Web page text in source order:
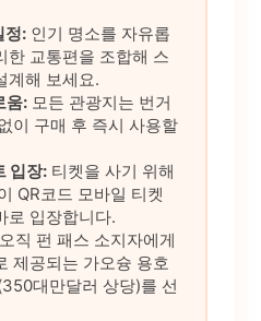
정: 인기 명소를 자유롭
한 교통편을 조합해 스
계해 보세요.
움: 모든 관광지는 번거
이 구매 후 즉시 사용할
입장: 티켓을 사기 위해
QR코드 모바일 티켓
로 입장합니다.
오직 펀 패스 소지자에게
제공되는 가오슝 용호
대만달러 상당)를 선